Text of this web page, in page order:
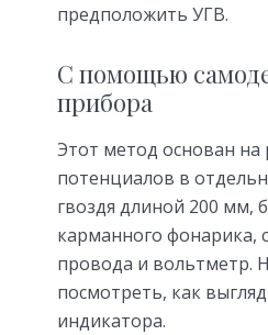
предположить УГВ.
С помощью
прибора
Этот метод основан на
потенциалов в
гвоздя длиной 200 мм,
карманного фонарика,
провода и вольтметр.
посмотреть, как
индикатора.